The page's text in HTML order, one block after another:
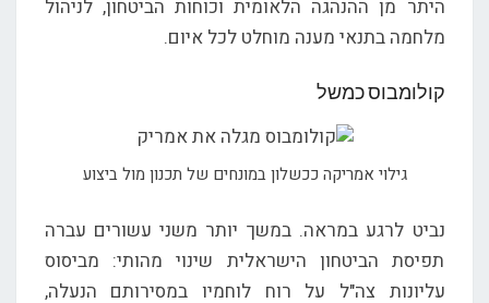
היתר מן ההנהגה הלאומית וכוחות הביטחון, לניהול
מלחמה בתנאי מענה מוחלט לכל איום.
קולומבוס כמשל
גילוי אמריקה ככשלון במונחים של תכנון מול ביצוע
נביט לרגע במראה. במשך יותר משני עשורים עברה
תפיסת הביטחון הישראלית שינוי מהותי: מביסוס
עליונות צה"ל על רוח לוחמיו במסירותם הנעלה,